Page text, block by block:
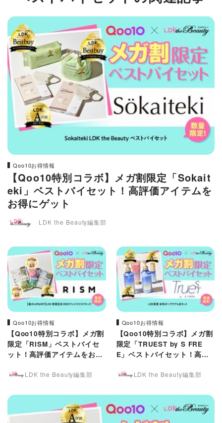
Qoo10お得情報
【Qoo10特別コラボ】メガ割限定「Sokait
eki」ベストバイセット！高評価アイテムを
お得にゲット
LDK the Beauty編集部
Qoo10お得情報
【Qoo10特別コラボ】メガ割
限定「RISM」ベストバイセ
ット！高評価アイテムをお得
LDK the Beauty編集部
Qoo10お得情報
【Qoo10特別コラボ】メガ割
限定「TRUEST by S FRE
E」ベストバイセット！高評
LDK the Beauty編集部